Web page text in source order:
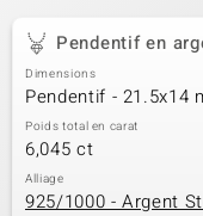
Pendentif en
Dimensions
Pendentif - 21.5x14
Poids total en carat
6,045 ct
Alliage
925/1000 - Argent